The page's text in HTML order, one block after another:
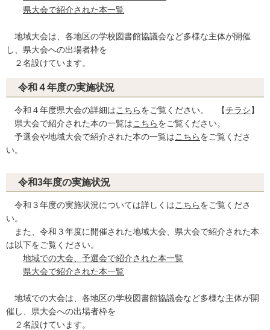
県大会で紹介された本一覧
地域大会は、各地区の学校図書館協議会など多様な主体が開催
し、県大会への出場者枠を
２名設けています。
令和４年度の実施状況
令和４年度県大会の詳細はこちらをご覧ください。 【チラシ】
県大会で紹介された本の一覧はこちらをご覧ください。
予選会や地域大会で紹介された本の一覧はこちらをご覧くださ
い。
令和3年度の実施状況
令和３年度の実施状況については詳しくはこちらをご覧くださ
い。
また、令和３年度に開催された地域大会、県大会で紹介された本
は以下をご覧ください。
地域での大会、予選会で紹介された本一覧
県大会で紹介された本一覧
地域での大会は、各地区の学校図書館協議会など多様な主体が開
催し、県大会への出場者枠を
２名設けています。